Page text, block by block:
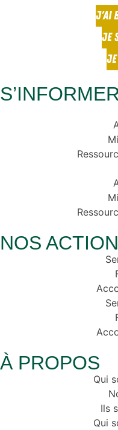
J'AI
JE
S’INFORMER
NOS
À PROPOS
Qui
Ils
Qui